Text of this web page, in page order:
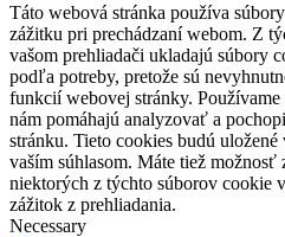
Táto webová stránka používa
zážitku pri prechádzaní webom. Z
vašom prehliadači ukladajú súbory
podľa potreby, pretože sú
funkcií webovej stránky.
nám pomáhajú analyzovať a
stránku. Tieto cookies budú
vaším súhlasom. Máte tiež
niektorých z týchto súborov cookie
zážitok z prehliadania.
Necessary